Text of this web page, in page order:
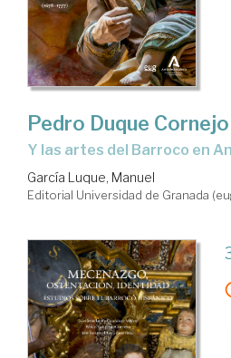
Pedro Duque Cornejo
y las artes del Barroco en
García Luque, Manuel
Editorial Universidad de Granada